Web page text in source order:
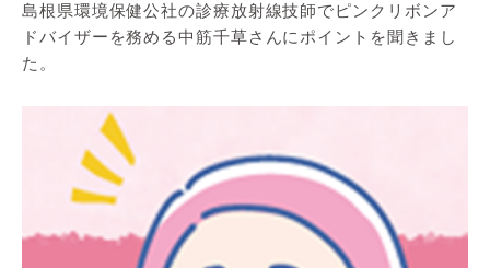
島根県環境保健公社の診療放射線技師でピンクリボンア
ドバイザーを務める中筋千草さんにポイントを聞きまし
た。